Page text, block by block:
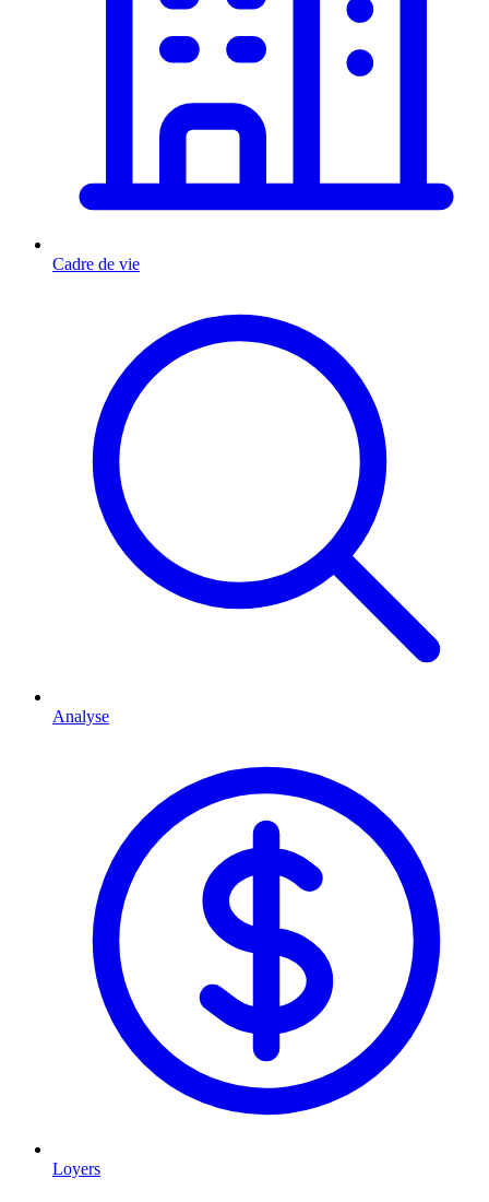
Cadre de vie
Analyse
Loyers